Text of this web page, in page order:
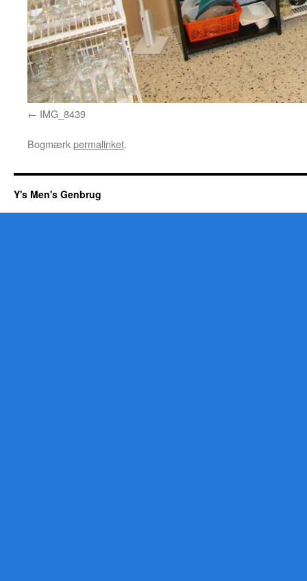
IMG_8439
Bogmærkpermalinket.
Y's Men's Genbrug